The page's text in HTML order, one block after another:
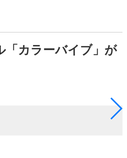
「カラーバイブ」が